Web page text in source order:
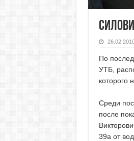
По
УТБ,
которого
Среди
после
39а от